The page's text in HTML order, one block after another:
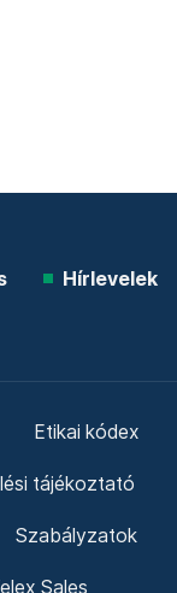
Hírlevelek
Etikai kódex
tájékoztató
Szabályzatok
Sales